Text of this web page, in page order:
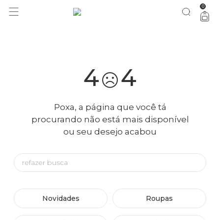
você merece 30% OFF pra comemorar com a gente aproveita! 0
4 4
Poxa, a página que você tá
procurando não está mais disponível
ou seu desejo acabou
Novidades Roupas